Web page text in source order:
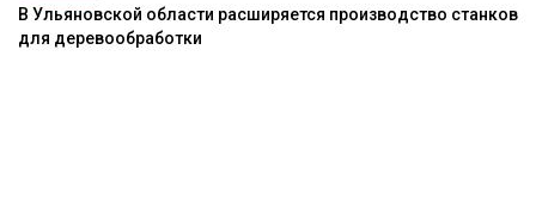
В Ульяновской области расширяется производство станков
для деревообработки